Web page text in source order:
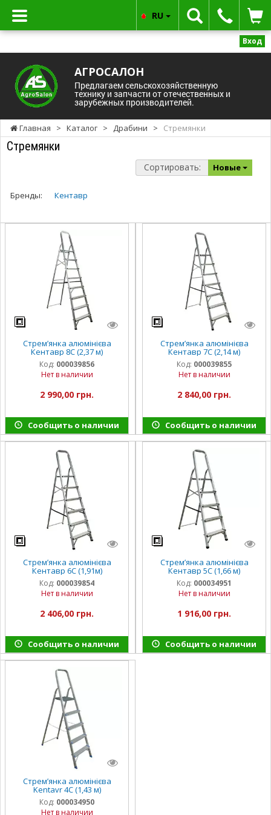
Вход
АГРОСАЛОН
Предлагаем сельскохозяйственную
технику и запчасти от отечественных и
зарубежных производителей.
RU
Главная > Каталог > Драбини > Стремянки
Стремянки
Сортировать: Новые
Бренды: Кентавр
Стрем’янка алюмінієва
Кентавр 8С (2,37 м)
Код: 000039856
Нет в наличии
2 990,00 грн.
Сообщить о наличии
Стрем’янка алюмінієва
Кентавр 7С (2,14 м)
Код: 000039855
Нет в наличии
2 840,00 грн.
Сообщить о наличии
Стрем’янка алюмінієва
Кентавр 6С (1,91м)
Код: 000039854
Нет в наличии
2 406,00 грн.
Сообщить о наличии
Стрем’янка алюмінієва
Кентавр 5С (1,66 м)
Код: 000034951
Нет в наличии
1 916,00 грн.
Сообщить о наличии
Стрем’янка алюмінієва
Kentavr 4С (1,43 м)
Код: 000034950
Нет в наличии